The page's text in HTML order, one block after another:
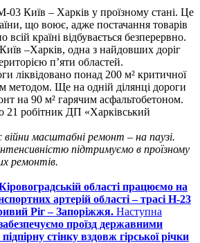
03 Київ – Харків у проїзному стані. Це
що воює, адже постачання товарів
всій країні відбувається безперервно.
–Харків, одна з найдовших доріг
п’яти областей.
ліквідовано понад 200 м² критичної
методом. Ще на одній ділянці дороги
на 90 м² гарячим асфальтобетоном.
21 робітник ДП «Харківський
масштабні ремонт – на паузі.
підтримуємо в проїзному
ремонтів.
області працюємо на
артерій області – трасі Н-23
Ріг – Запоріжжя. Наступна
проїзд державними
стінку вздовж гірської річки